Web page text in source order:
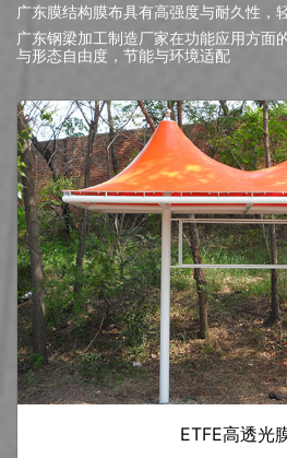
广东膜结构膜布具有高强度与耐久性，
广东钢梁加工制造厂家在功能应用方面
与形态自由度，节能与环境适配
ETFE高透光